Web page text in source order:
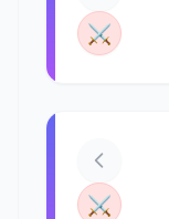
⚔️
⚔️